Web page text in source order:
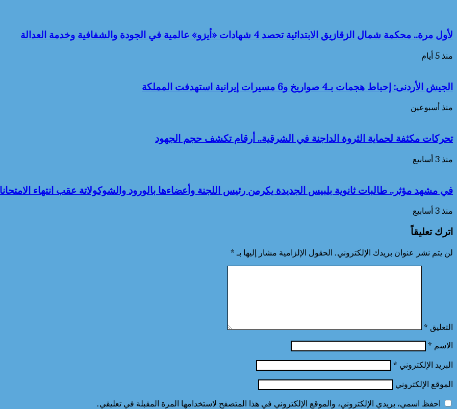
لأول مرة.. محكمة شمال الزقازيق الابتدائية تحصد 4 شهادات «أيزو» عالمية في الجودة والشفافية وخدمة العدالة
منذ 5 أيام
الجيش الأردنى: إحباط هجمات بـ4 صواريخ و6 مسيرات إيرانية استهدفت المملكة
منذ أسبوعين
تحركات مكثفة لحماية الثروة الداجنة في الشرقية.. أرقام تكشف حجم الجهود
منذ 3 أسابيع
في مشهد مؤثر.. طالبات ثانوية بلبيس الجديدة يكرمن رئيس اللجنة وأعضاءها بالورود والشوكولاتة عقب انتهاء
منذ 3 أسابيع
اترك تعليقاً
لن يتم نشر عنوان بريدك الإلكتروني. الحقول الإلزامية مشار إليها بـ *
التعليق *
الاسم *
البريد الإلكتروني *
الموقع الإلكتروني
احفظ اسمي، بريدي الإلكتروني، والموقع الإلكتروني في هذا المتصفح لاستخدامها المرة المقبلة في تعليقي.